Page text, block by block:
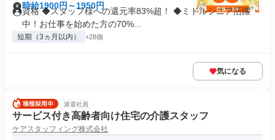
時給1900円～1950円
資格 ◆スタッフ様への還元率83%超！ ◆ミドルシニア活躍
中！お仕事を始めた方の70%...
短期（3ヵ月以内） +28個
気になる
派遣社員
サービス付き高齢者向け住宅の介護スタッフ
ケアスタッフィング株式会社